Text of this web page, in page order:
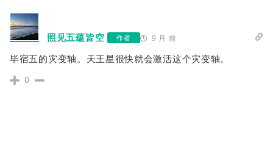
照见五蕴皆空 作者 9 月 前
毕宿五的灾变轴。天王星很快就会激活这个灾变轴。
0